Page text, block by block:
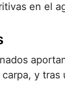
en el
y tras